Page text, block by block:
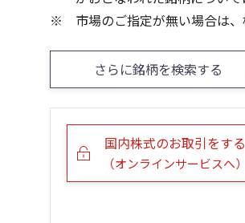
市場のご指定が無い場合は
さらに銘柄を検索する
国内株式のお取引をする
（オンラインサービスへ）